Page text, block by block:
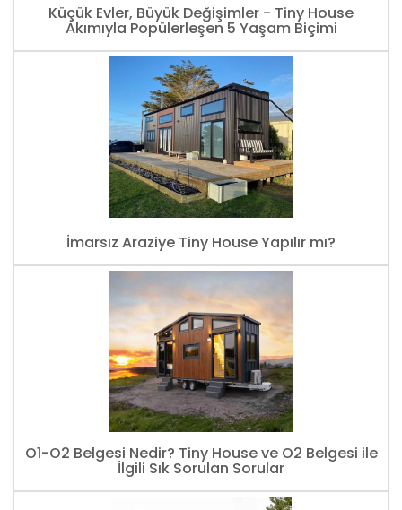
Küçük Evler, Büyük Değişimler - Tiny House
Akımıyla Popülerleşen 5 Yaşam Biçimi
İmarsız Araziye Tiny House Yapılır mı?
O1-O2 Belgesi Nedir? Tiny House ve O2 Belgesi ile
İlgili Sık Sorulan Sorular